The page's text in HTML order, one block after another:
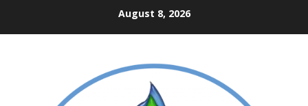
August 8, 2026